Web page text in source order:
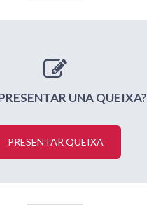
UNA QUEIXA?
PRESENTAR QUEIXA